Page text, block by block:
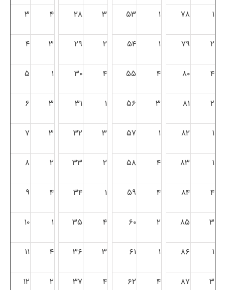
۱ ۷۸ ۱ ۵۳ ۳ ۲۸ ۴ ۳
۲ ۷۹ ۱ ۵۴ ۲ ۲۹ ۳ ۴
۴ ۸۰ ۴ ۵۵ ۴ ۳۰ ۱ ۵
۲ ۸۱ ۳ ۵۶ ۱ ۳۱ ۳ ۶
۱ ۸۲ ۱ ۵۷ ۳ ۳۲ ۳ ۷
۱ ۸۳ ۴ ۵۸ ۲ ۳۳ ۲ ۸
۴ ۸۴ ۴ ۵۹ ۱ ۳۴ ۴ ۹
۳ ۸۵ ۲ ۶۰ ۴ ۳۵ ۱ ۱۰
۱ ۸۶ ۱ ۶۱ ۳ ۳۶ ۴ ۱۱
۳ ۸۷ ۴ ۶۲ ۴ ۳۷ ۲ ۱۲